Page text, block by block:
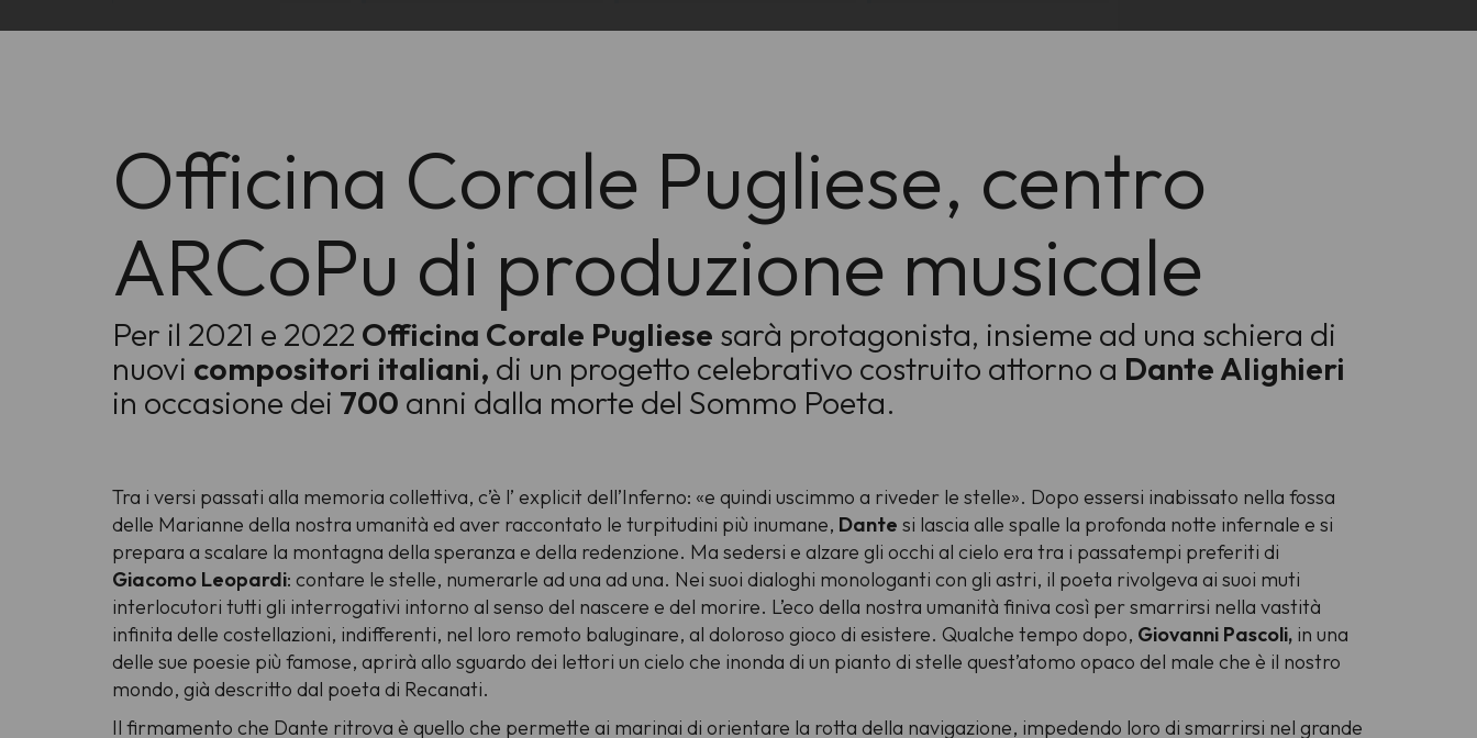
Officina Corale Pugliese, centro
ARCoPu di produzione musicale
Per il 2021 e 2022 Officina Corale Pugliese sarà protagonista, insieme ad una schiera di
nuovi compositori italiani, di un progetto celebrativo costruito attorno a Dante Alighieri
in occasione dei 700 anni dalla morte del Sommo Poeta.
Tra i versi passati alla memoria collettiva, c’è l’ explicit dell’Inferno: «e quindi uscimmo a riveder le stelle». Dopo essersi inabissato nella fossa
delle Marianne della nostra umanità ed aver raccontato le turpitudini più inumane, Dante si lascia alle spalle la profonda notte infernale e si
prepara a scalare la montagna della speranza e della redenzione. Ma sedersi e alzare gli occhi al cielo era tra i passatempi preferiti di
Giacomo Leopardi: contare le stelle, numerarle ad una ad una. Nei suoi dialoghi monologanti con gli astri, il poeta rivolgeva ai suoi muti
interlocutori tutti gli interrogativi intorno al senso del nascere e del morire. L’eco della nostra umanità finiva così per smarrirsi nella vastità
infinita delle costellazioni, indifferenti, nel loro remoto baluginare, al doloroso gioco di esistere. Qualche tempo dopo, Giovanni Pascoli, in una
delle sue poesie più famose, aprirà allo sguardo dei lettori un cielo che inonda di un pianto di stelle quest’atomo opaco del male che è il nostro
mondo, già descritto dal poeta di Recanati.
Il firmamento che Dante ritrova è quello che permette ai marinai di orientare la rotta della navigazione, impedendo loro di smarrirsi nel grande